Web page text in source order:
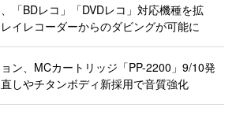
「BDレコ」「DVDレコ」対応機種を拡
イレコーダーからのダビングが可能に
ン、MCカートリッジ「PP-2200」9/10発
しやチタンボディ新採用で音質強化